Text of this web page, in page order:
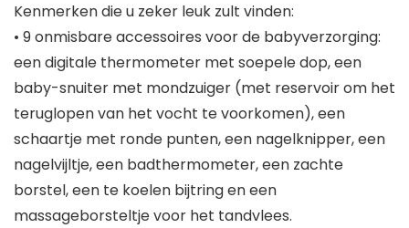
Kenmerken die u zeker leuk zult vinden:
• 9 onmisbare accessoires voor de babyverzorging:
een digitale thermometer met soepele dop, een
baby-snuiter met mondzuiger (met reservoir om het
teruglopen van het vocht te voorkomen), een
schaartje met ronde punten, een nagelknipper, een
nagelvijltje, een badthermometer, een zachte
borstel, een te koelen bijtring en een
massageborsteltje voor het tandvlees.